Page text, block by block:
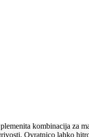
kombinacija za
Ovratnico lahko